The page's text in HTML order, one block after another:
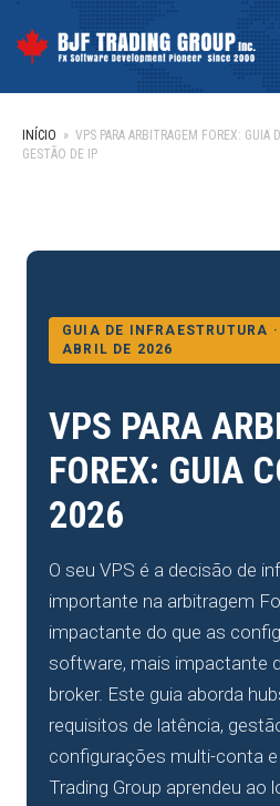
INÍCIO » VPS PARA ARBITRAGEM FOREX: GUIA
GESTÃO DE IP
GUIA DE INFRAESTRUTURA
ABRIL DE 2026
VPS PARA
FOREX: GUIA
2026
O seu VPS é a decisão de
importante na arbitragem
impactante do que as
software, mais impactante
broker. Este guia aborda
requisitos de latência,
configurações multi-conta
Trading Group aprendeu ao